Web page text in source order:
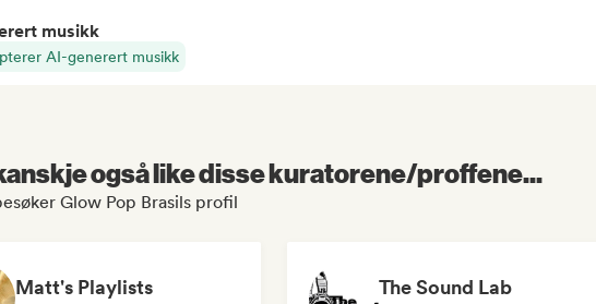
musikk
AI-generert musikk
også like disse kuratorene/proffene...
Glow Pop Brasils profil
Matt's Playlists The Sound Lab